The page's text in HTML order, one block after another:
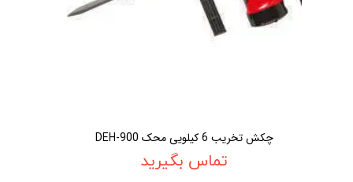
چکش تخريب 6 کيلويی محک DEH-900
تماس بگیرید